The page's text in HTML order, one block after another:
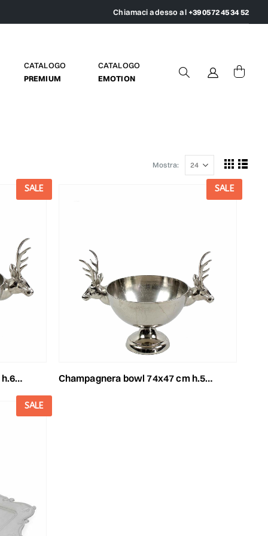
Chiamaci adesso al +39 0572 45 34 52
CATALOGO
PREMIUM
CATALOGO
EMOTION
Mostra:
SALE SALE
champagnera bowl 74x47 cm h.54 cm -deer- argento
SALE